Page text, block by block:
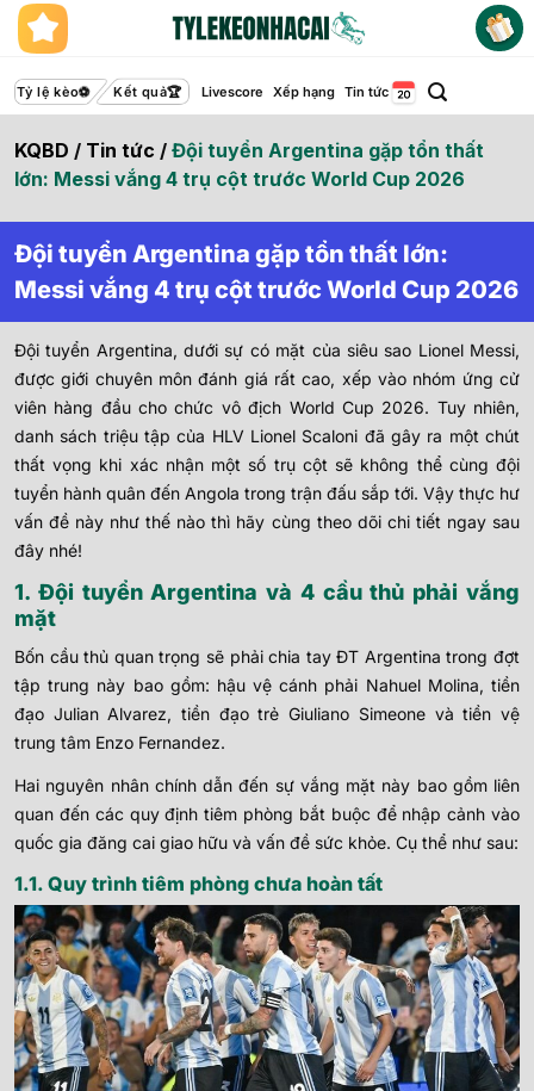
Bỏ
qua
dungTỷ lệ kèo Kết quả Livescore Xếp hạng Tin tức
KQBD / Tin tức / Đội tuyển Argentina gặp tổn thất
lớn: Messi vắng 4 trụ cột trước World Cup 2026
Đội tuyển Argentina gặp tổn thất lớn:
Messi vắng 4 trụ cột trước World Cup 2026
Đội tuyển Argentina, dưới sự có mặt của siêu sao Lionel Messi,
được giới chuyên môn đánh giá rất cao, xếp vào nhóm ứng cử
viên hàng đầu cho chức vô địch World Cup 2026. Tuy nhiên,
danh sách triệu tập của HLV Lionel Scaloni đã gây ra một chút
thất vọng khi xác nhận một số trụ cột sẽ không thể cùng đội
tuyển hành quân đến Angola trong trận đấu sắp tới. Vậy thực hư
vấn đề này như thế nào thì hãy cùng theo dõi chi tiết ngay sau
đây nhé!
1. Đội tuyển Argentina và 4 cầu thủ phải vắng
mặt
Bốn cầu thủ quan trọng sẽ phải chia tay ĐT Argentina trong đợt
tập trung này bao gồm: hậu vệ cánh phải Nahuel Molina, tiền
đạo Julian Alvarez, tiền đạo trẻ Giuliano Simeone và tiền vệ
trung tâm Enzo Fernandez.
Hai nguyên nhân chính dẫn đến sự vắng mặt này bao gồm liên
quan đến các quy định tiêm phòng bắt buộc để nhập cảnh vào
quốc gia đăng cai giao hữu và vấn đề sức khỏe. Cụ thể như sau:
1.1. Quy trình tiêm phòng chưa hoàn tất